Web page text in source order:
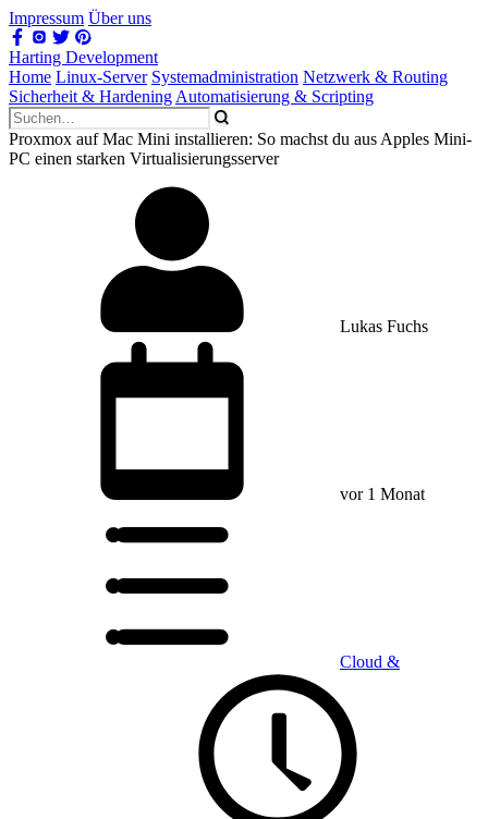
Impressum Über uns
Harting Development
Home Linux-Server Systemadministration Netzwerk & Routing
Sicherheit & Hardening Automatisierung & Scripting
Proxmox auf Mac Mini installieren: So machst du aus Apples Mini-
PC einen starken Virtualisierungsserver
Lukas Fuchs
vor 1 Monat
Cloud &